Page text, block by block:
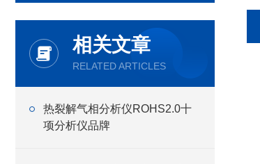
相关文章
RELATED ARTICLES
热裂解气相分析仪ROHS2.0十
项分析仪品牌